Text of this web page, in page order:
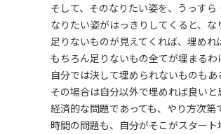
そして、そのなりたい姿を、うっす
なりたい姿がはっきりしてくると、
足りないものが見えてくれば、埋めれ
もちろん足りないもの全てが埋まるわ
自分では決して埋められないものもあ
その場合は自分以外で埋めれば良いと
経済的な問題であっても、やり方次第
時間の問題も、自分がそこがスタート